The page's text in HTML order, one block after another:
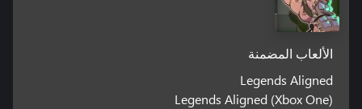
الألعاب المضمنة
Legends Aligned
Legends Aligned (Xbox One)